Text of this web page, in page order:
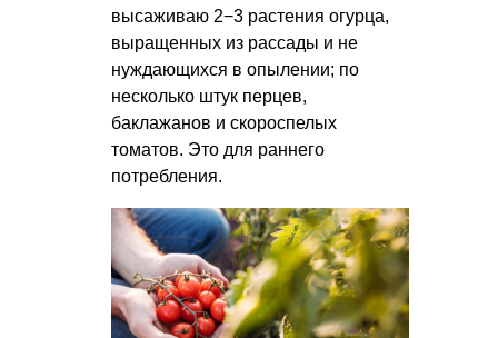
высаживаю 2−3 растения огурца,
выращенных из рассады и не
нуждающихся в опылении; по
несколько штук перцев,
баклажанов и скороспелых
томатов. Это для раннего
потребления.